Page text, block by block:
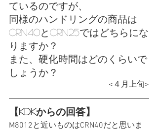
ているのですが、
同様のハンドリングの商品は
CRN40とCRN25ではどちらにな
りますか？
また、硬化時間はどのくらいで
しょうか？
<４月上旬>
【KDKからの回答】
M8012と近いものはCRN40だと思いま